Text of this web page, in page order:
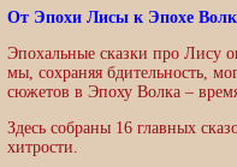
От Эпохи Лисы к Эпохе
Эпохальные сказки про Лису
мы, сохраняя бдительность,
сюжетов в Эпоху Волка –
Здесь собраны 16 главных
хитрости.